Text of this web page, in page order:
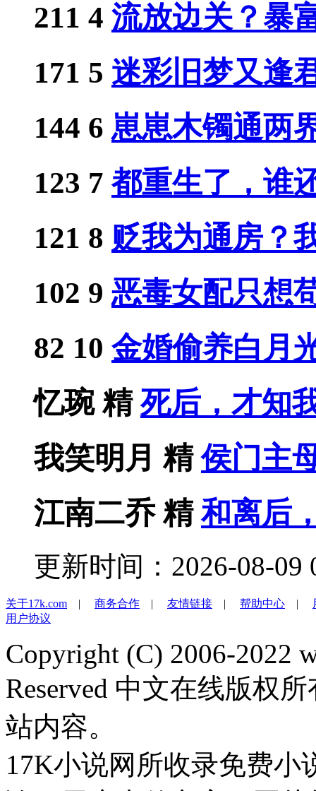
211 4 流放边关？暴
171 5 迷彩旧梦又逢
144 6 崽崽木镯通两
123 7 都重生了，谁
121 8 贬我为通房？
102 9 恶毒女配只想
82 10 金婚偷养白月
忆琬精 死后，才知
我笑明月精 侯门主
江南二乔精 和离后
更新时间：2026-08-09
关于17k.com | 商务合作 | 友情链接 | 帮助中心 |
用户协议
Copyright (C) 2006-2022
Reserved 中文在线版权
站内容。
17K小说网所收录免费小